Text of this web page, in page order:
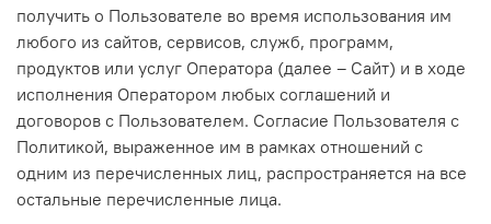
получить о Пользователе во время использования им
любого из сайтов, сервисов, служб, программ,
продуктов или услуг Оператора (далее – Сайт) и в ходе
исполнения Оператором любых соглашений и
договоров с Пользователем. Согласие Пользователя с
Политикой, выраженное им в рамках отношений с
одним из перечисленных лиц, распространяется на все
остальные перечисленные лица.